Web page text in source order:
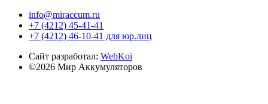
info@miraccum.ru
+7 (4212) 45-41-41
+7 (4212) 46-10-41 для юр.лиц
Сайт разработал: WebKoi
©2026 Мир Аккумуляторов